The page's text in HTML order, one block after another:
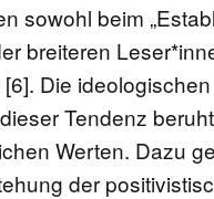
sowohl beim
breiteren
Die ideologischen
Tendenz
Werten. Dazu
der